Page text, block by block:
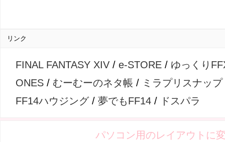
リンク
FINAL FANTASY XIV / e-STORE / ゆっくり
ONES / むーむーのネタ帳 / ミラプリスナップ
FF14ハウジング/ 夢でもFF14 / ドスパラ
パソコン用のレイアウトに